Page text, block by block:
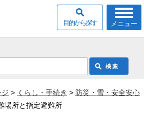
メニュー
目的から探す
ジ > くらし・手続き > 防災・雪・安全安心
場所と指定避難所